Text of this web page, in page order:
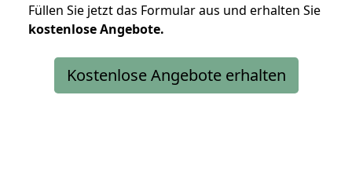
Füllen Sie jetzt das Formular aus und erhalten Sie
kostenloseAngebote.
Kostenlose Angebote erhalten